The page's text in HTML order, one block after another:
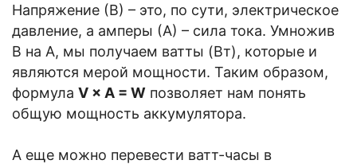
Напряжение (В) – это, по сути, электрическое
давление, а амперы (А) – сила тока. Умножив
В на А, мы получаем ватты (Вт), которые и
являются мерой мощности. Таким образом,
формула V × A = W позволяет нам понять
общую мощность аккумулятора.
А еще можно перевести ватт-часы в